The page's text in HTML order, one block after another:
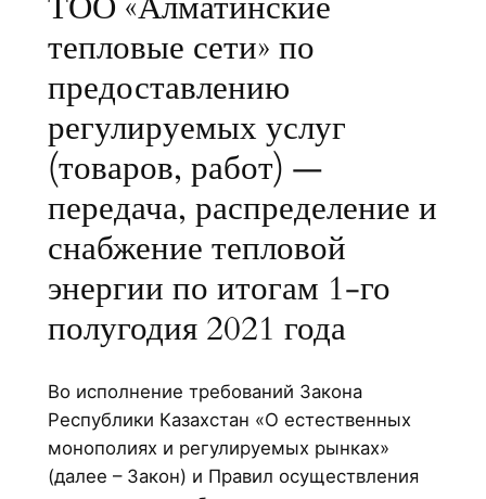
тепловые сети» по
предоставлению
регулируемых услуг
(товаров, работ) —
передача, распределение и
снабжение тепловой
энергии по итогам 1-го
полугодия 2021 года
Во исполнение требований Закона
Республики Казахстан «О естественных
монополиях и регулируемых рынках»
(далее – Закон) и Правил осуществления